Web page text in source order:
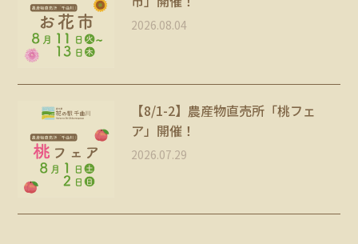
2026.08.04
【8/1-2】農産物直売所「桃フェ
ア」開催！
2026.07.29